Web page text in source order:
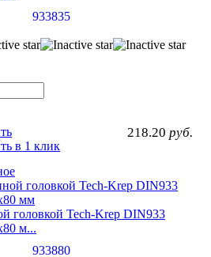
933835
218.20 руб.
в 1 клик
головкой Tech-Krep DIN933
м...
933880